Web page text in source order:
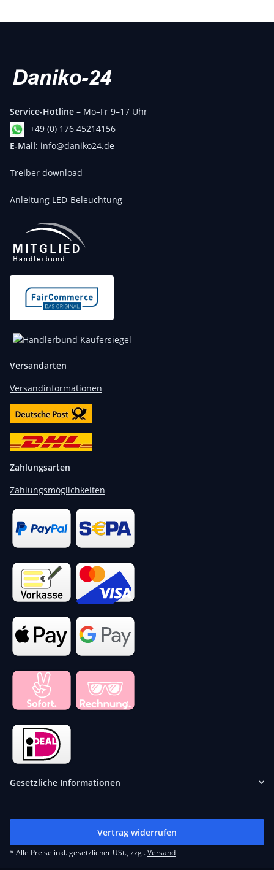
Service-Hotline – Mo–Fr 9–17 Uhr
+49 (0) 176 45214156
E-Mail: info@daniko24.de
Treiber download
Anleitung LED-Beleuchtung
Versandarten
Versandinformationen
Zahlungsarten
Zahlungsmöglichkeiten
Gesetzliche Informationen
Vertrag widerrufen
* Alle Preise inkl. gesetzlicher USt., zzgl.Versand